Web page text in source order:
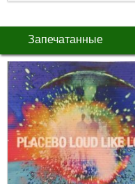
Запечатанные